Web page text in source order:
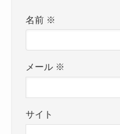
名前 ※
メール ※
サイト